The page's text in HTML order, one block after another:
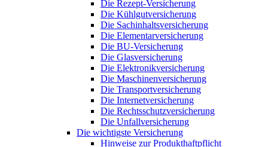
Die Rezept-Versicherung
Die Kühlgutversicherung
Die Sachinhaltsversicherung
Die Elementarversicherung
Die BU-Versicherung
Die Glasversicherung
Die Elektronikversicherung
Die Maschinenversicherung
Die Transportversicherung
Die Internetversicherung
Die Rechtsschutzversicherung
Die Unfallversicherung
Die wichtigste Versicherung
Hinweise zur Produkthaftpflicht